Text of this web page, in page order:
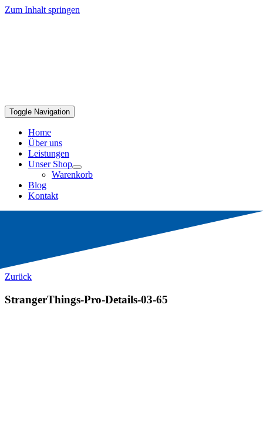
Zum Inhalt springen
Toggle Navigation
Home
Über uns
Leistungen
Unser Shop
Warenkorb
Blog
Kontakt
Zurück
StrangerThings-Pro-Details-03-65